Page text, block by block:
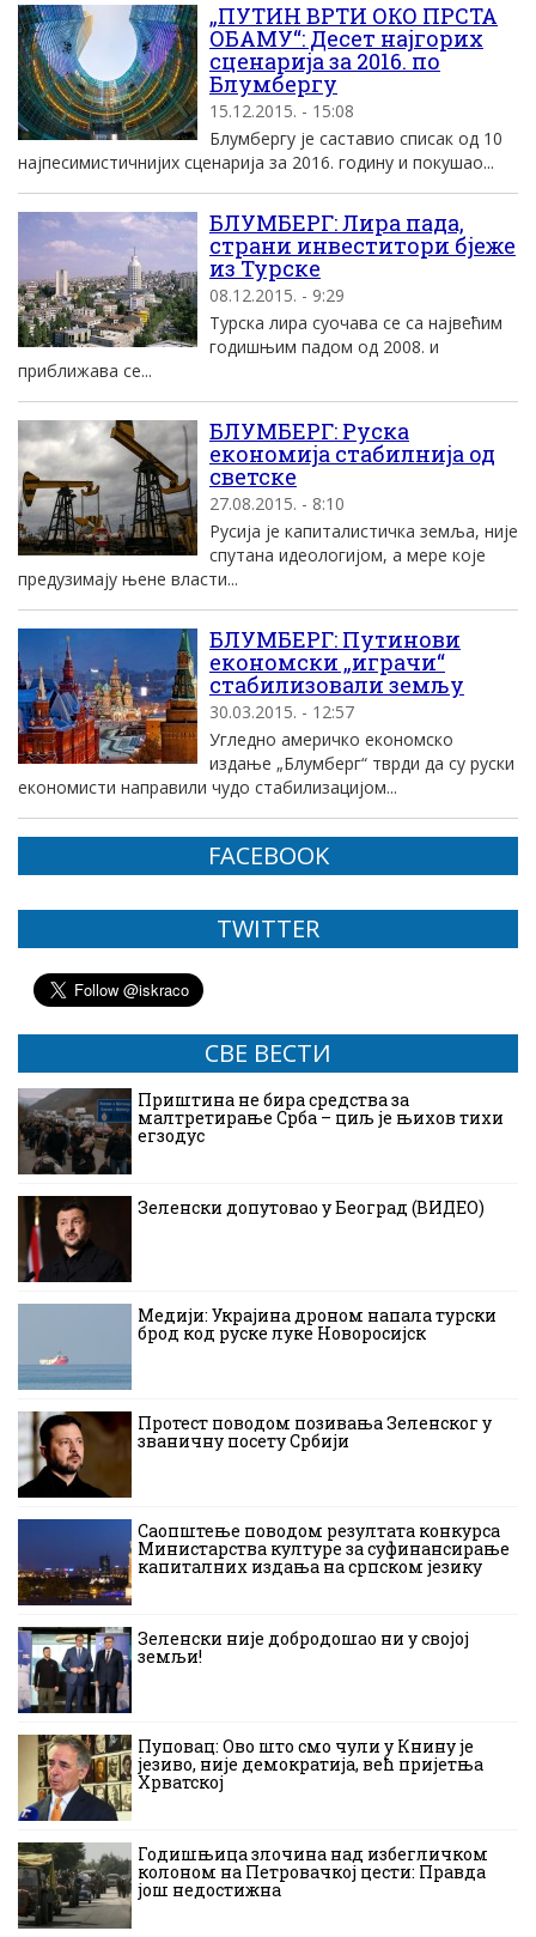
„ПУТИН ВРТИ ОКО ПРСТА
ОБАМУ“: Десет најгорих
сценарија за 2016. по
Блумбергу
15.12.2015. - 15:08
Блумбергу је саставио списак од 10
најпесимистичнијих сценарија за 2016. годину и покушао...
БЛУМБЕРГ: Лира пада,
страни инвеститори бјеже
из Турске
08.12.2015. - 9:29
Турска лира суочава се са највећим
годишњим падом од 2008. и
приближава се...
БЛУМБЕРГ: Руска
економија стабилнија од
светске
27.08.2015. - 8:10
Русија је капиталистичка земља, није
спутана идеологијом, а мере које
предузимају њене власти...
БЛУМБЕРГ: Путинови
економски „играчи“
стабилизовали земљу
30.03.2015. - 12:57
Угледно америчко економско
издање „Блумберг“ тврди да су руски
економисти направили чудо стабилизацијом...
FACEBOOK
TWITTER
СВЕ ВЕСТИ
Приштина не бира средства за
малтретирање Срба – циљ је њихов тихи
егзодус
Зеленски допутовао у Београд (ВИДЕО)
Медији: Украјина дроном напала турски
брод код руске луке Новоросијск
Протест поводом позивања Зеленског у
званичну посету Србији
Саопштење поводом резултата конкурса
Министарства културе за суфинансирање
капиталних издања на српском језику
Зеленски није добродошао ни у својој
земљи!
Пуповац: Ово што смо чули у Книну је
језиво, није демократија, већ пријетња
Хрватској
Годишњица злочина над избегличком
колоном на Петровачкој цести: Правда
још недостижна